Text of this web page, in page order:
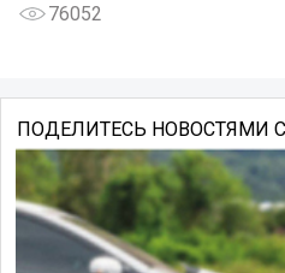
76052
ПОДЕЛИТЕСЬ НОВОСТЯМИ